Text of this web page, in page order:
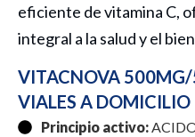
eficiente de vitamina C,
integral a la salud y el
VITACNOVA
VIALES A DOMICILIO
Principio activo: